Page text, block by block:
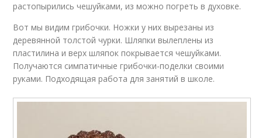
растопырились чешуйками, из можно погреть в духовке.
Вот мы видим грибочки. Ножки у них вырезаны из
деревянной толстой чурки. Шляпки вылеплены из
пластилина и верх шляпок покрывается чешуйками.
Получаются симпатичные грибочки-поделки своими
руками. Подходящая работа для занятий в школе.